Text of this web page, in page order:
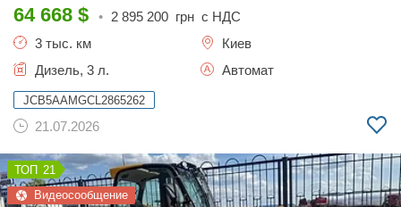
64 668 $ • 2 895 200 грн с НДС
3 тыс. км
Киев
Дизель, 3 л.
Автомат
JCB5AAMGCL2865262
21.07.2026
21
Видеосообщение